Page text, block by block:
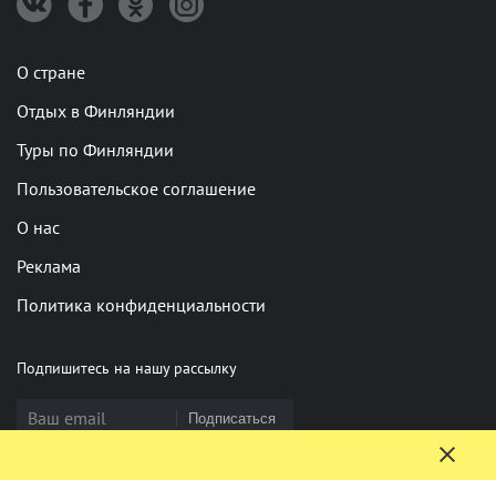
О стране
Отдых в Финляндии
Туры по Финляндии
Пользовательское соглашение
О нас
Реклама
Политика конфиденциальности
Подпишитесь на нашу рассылку
Подписаться